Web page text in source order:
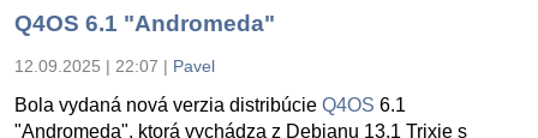
Q4OS 6.1 "Andromeda"
12.09.2025 | 22:07 | Pavel
Bola vydaná nová verzia distribúcie Q4OS 6.1
"Andromeda", ktorá vychádza z Debianu 13.1 Trixie s